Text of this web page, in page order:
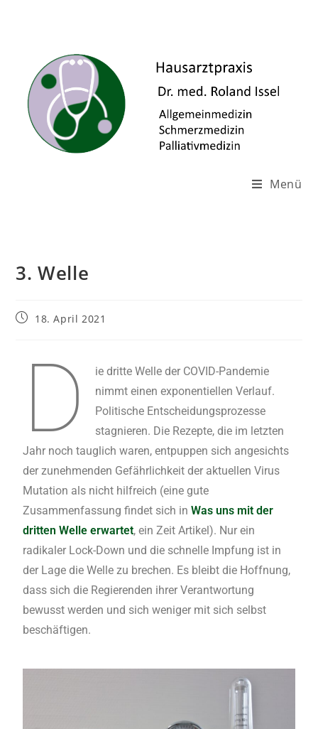
Menü
3. Welle
18. April 2021
D
ie dritte Welle der COVID-Pandemie
nimmt einen exponentiellen Verlauf.
Politische Entscheidungsprozesse
stagnieren. Die Rezepte, die im letzten
Jahr noch tauglich waren, entpuppen sich angesichts
der zunehmenden Gefährlichkeit der aktuellen Virus
Mutation als nicht hilfreich (eine gute
Zusammenfassung findet sich inWas uns mit der
dritten Welle erwartet, ein Zeit Artikel). Nur ein
radikaler Lock-Down und die schnelle Impfung ist in
der Lage die Welle zu brechen. Es bleibt die Hoffnung,
dass sich die Regierenden ihrer Verantwortung
bewusst werden und sich weniger mit sich selbst
beschäftigen.